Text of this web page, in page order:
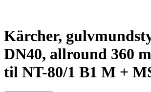
Kärcher,
DN40, allround 360
til NT-80/1 B1 M +